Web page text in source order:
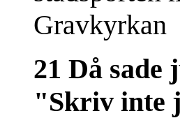
Gravkyrkan
21 Då
"Skriv inte